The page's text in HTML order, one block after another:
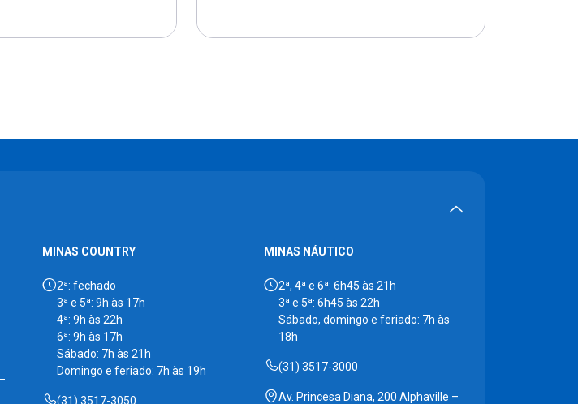
MINAS COUNTRY
2ª: fechado
3ª e 5ª: 9h às 17h
4ª: 9h às 22h
6ª: 9h às 17h
Sábado: 7h às 21h
Domingo e feriado: 7h às 19h
(31) 3517-3050
MINAS NÁUTICO
2ª, 4ª e 6ª: 6h45 às 21h
3ª e 5ª: 6h45 às 22h
Sábado, domingo e feriado: 7h às
18h
(31) 3517-3000
Av. Princesa Diana, 200 Alphaville –